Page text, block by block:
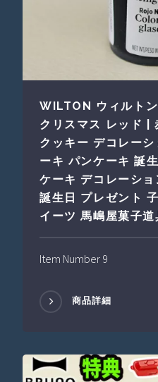
WILTON ウィルト
クリスマス レッド |
クッキー デコレー
ーキ パンケーキ 誕
ケーキ デコレーシ
誕生日 プレゼント
イーツ 馬嶋屋菓子道
Item Number 9
商品詳細